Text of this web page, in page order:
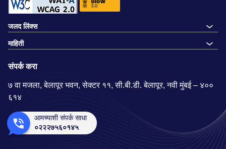
जलद लिंक्स
माहिती
संपर्क करा
७ वा मजला, बेलापूर भवन, सेक्टर ११, सी.बी.डी. बेलापूर, नवी मुंबई – ४००
६१४
आमच्याशी संपर्क साधा
०२२२७५६०१४५